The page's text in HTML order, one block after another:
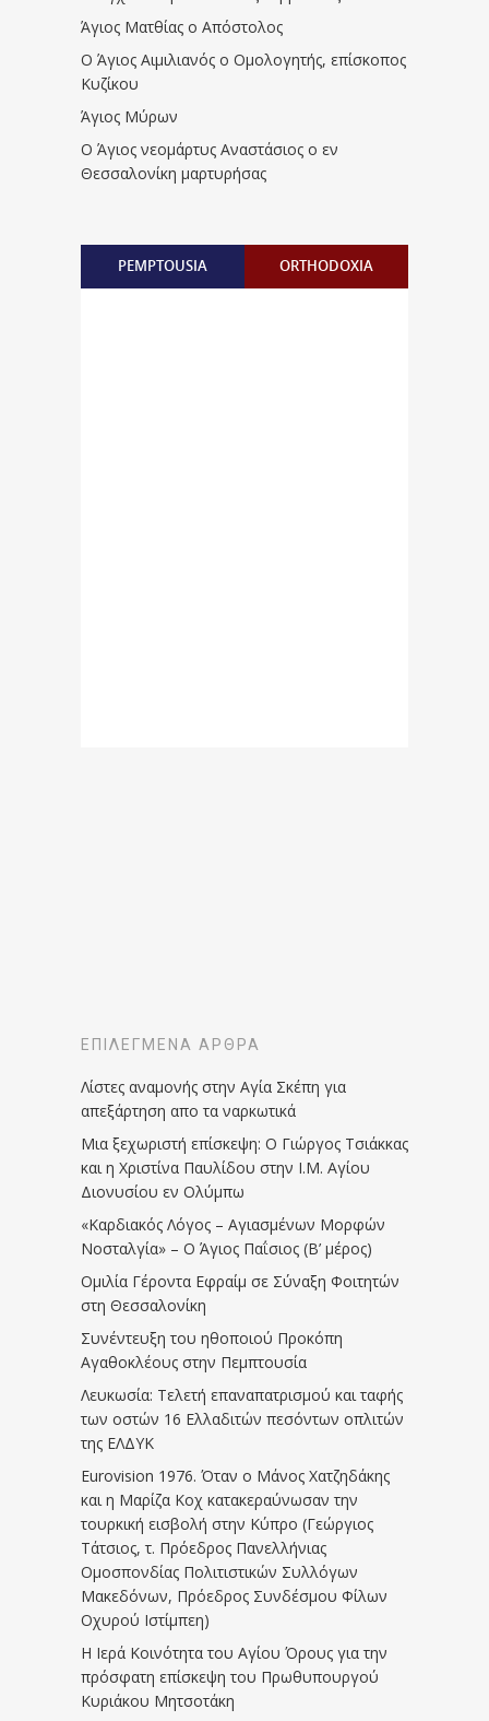
Άγιος Ματθίας ο Απόστολος
Ο Άγιος Αιμιλιανός ο Ομολογητής, επίσκοπος
Κυζίκου
Άγιος Μύρων
Ο Άγιος νεομάρτυς Αναστάσιος ο εν
Θεσσαλονίκη μαρτυρήσας
PEMPTOUSIA ORTHODOXIA
ΕΠΙΛΕΓΜΈΝΑ ΆΡΘΡΑ
Λίστες αναμονής στην Αγία Σκέπη για
απεξάρτηση απο τα ναρκωτικά
Μια ξεχωριστή επίσκεψη: Ο Γιώργος Τσιάκκας
και η Χριστίνα Παυλίδου στην Ι.Μ. Αγίου
Διονυσίου εν Ολύμπω
«Καρδιακός Λόγος – Αγιασμένων Μορφών
Νοσταλγία» – Ο Άγιος Παΐσιος (Β’ μέρος)
Ομιλία Γέροντα Εφραίμ σε Σύναξη Φοιτητών
στη Θεσσαλονίκη
Συνέντευξη του ηθοποιού Προκόπη
Αγαθοκλέους στην Πεμπτουσία
Λευκωσία: Τελετή επαναπατρισμού και ταφής
των οστών 16 Ελλαδιτών πεσόντων οπλιτών
της ΕΛΔΥΚ
Eurovision 1976. Όταν ο Μάνος Χατζηδάκης
και η Μαρίζα Κοχ κατακεραύνωσαν την
τουρκική εισβολή στην Κύπρο (Γεώργιος
Τάτσιος, τ. Πρόεδρος Πανελλήνιας
Ομοσπονδίας Πολιτιστικών Συλλόγων
Μακεδόνων, Πρόεδρος Συνδέσμου Φίλων
Οχυρού Ιστίμπεη)
Η Ιερά Κοινότητα του Αγίου Όρους για την
πρόσφατη επίσκεψη του Πρωθυπουργού
Κυριάκου Μητσοτάκη